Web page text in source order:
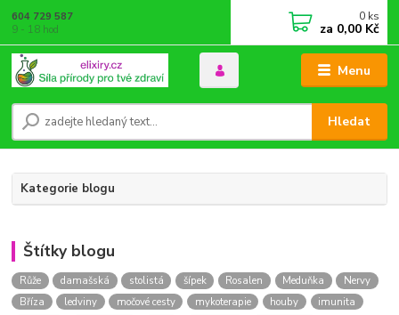
Menu
Hledat
604 729 587
9 - 18 hod
0 ks
za 0,00 Kč
Kategorie blogu
Štítky blogu
Růže damašská stolistá šípek Rosalen Meduňka
Nervy
Bříza
ledviny močové cesty mykoterapie houby
imunita